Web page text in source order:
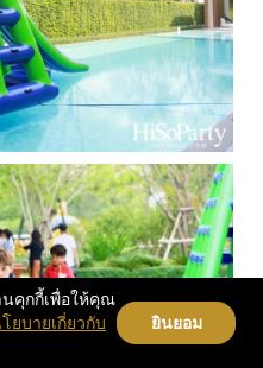
นคุกกี้เพื่อให้คุณ
ยบายเกี่ยวกับ
ยินยอม